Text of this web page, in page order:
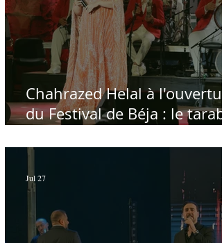
Chahrazed Helal à
du Festival de Béja : le tarab
Jul 27